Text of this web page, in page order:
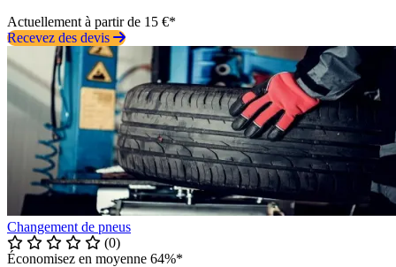
Actuellement à partir de 15 €*
Recevez des devis
Changement de pneus
(0)
Économisez en moyenne 64%*